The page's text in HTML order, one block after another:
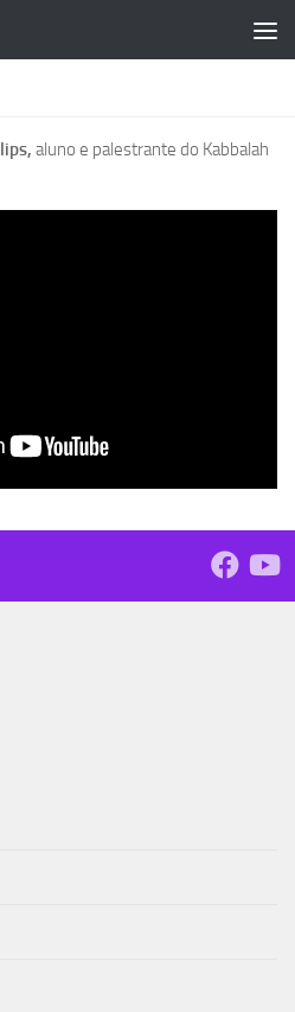
aluno e palestrante do Kabbalah